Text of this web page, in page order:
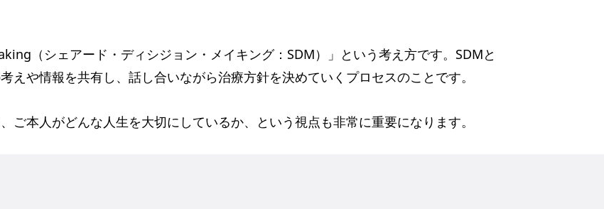
（シェアード・ディシジョン・メイキング：SDM）」という考え方です。SDMと
えや情報を共有し、話し合いながら治療方針を決めていくプロセスのことです。
ご本人がどんな人生を大切にしているか、という視点も非常に重要になります。